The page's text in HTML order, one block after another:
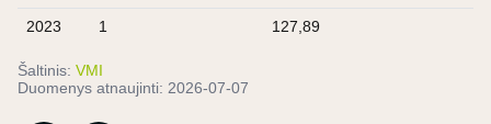
2023 1 127,89
Šaltinis: VMI
Duomenys atnaujinti: 2026-07-07